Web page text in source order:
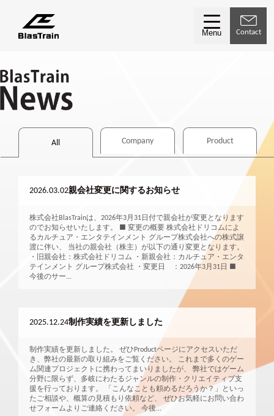
Menu Contact
All Company Product
2026.03.02親会社変更に関するお知らせ
株式会社BlasTrainは、2026年3月31日付で親会社が変更となります
のでお知らせいたします。 ■ 変更の概要 株式会社ドリコムによ
るカルチュア・エンタテインメント グループ株式会社への株式譲
渡に伴い、 当社の親会社（株主）が以下の通り変更となります。
・旧親会社：株式会社ドリコム ・新親会社：カルチュア・エンタ
テインメント グループ株式会社 ・変更日 ：2026年3月31日 ■
今後のサー...
2025.12.24制作実績を更新しました
制作実績を更新しました。 ぜひProductページにアクセスいただ
き、弊社の最新の取り組みをご覧ください。 これまで多くのゲー
ム関連プロジェクトに携わってまいりましたが、 弊社ではゲーム
分野に限らず、多岐にわたるジャンルの制作・クリエイティブ支
援を行っております。 「こんなことも頼めるだろうか？」といっ
たご相談や、概算の見積もり依頼など、 ぜひお気軽にお問い合わ
せフォームよりご連絡ください。 今後...